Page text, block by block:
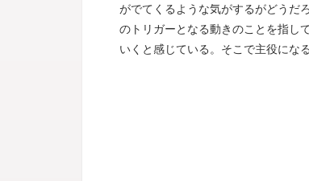
がでてくるような気がするがどうだ
のトリガーとなる動きのことを指し
いくと感じている。そこで主役にな